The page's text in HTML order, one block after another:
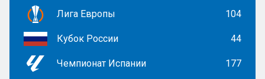
Лига Европы 104
Кубок России 44
Чемпионат Испании 177